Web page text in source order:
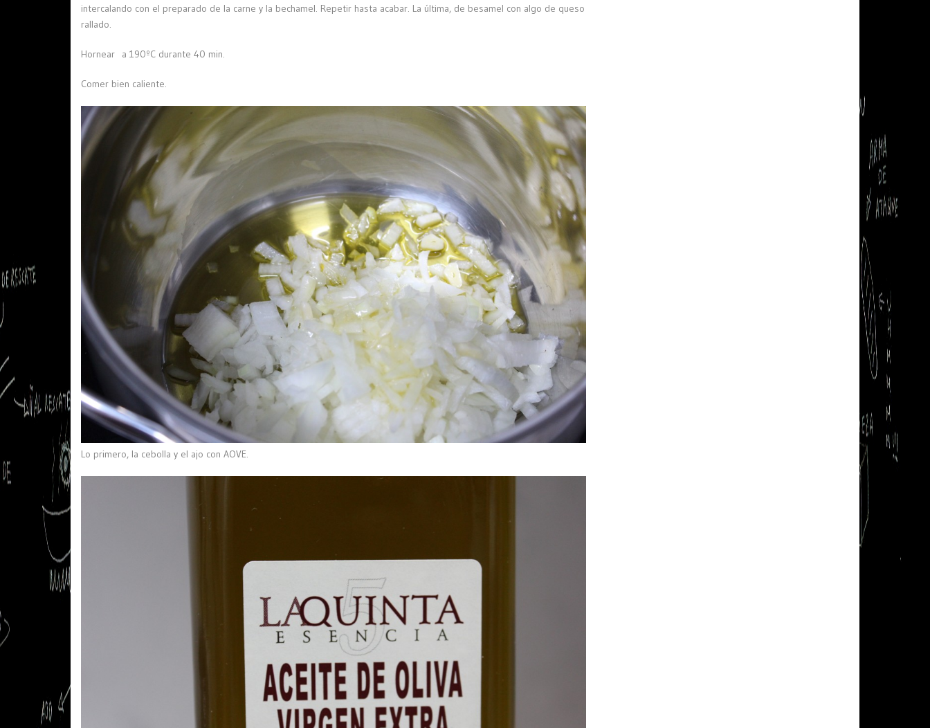
intercalando con el preparado de la carne y la bechamel. Repetir hasta acabar. La última, de besamel con algo de queso
rallado.
Hornear a 190ºC durante 40 min.
Comer bien caliente.
Lo primero, la cebolla y el ajo con AOVE.